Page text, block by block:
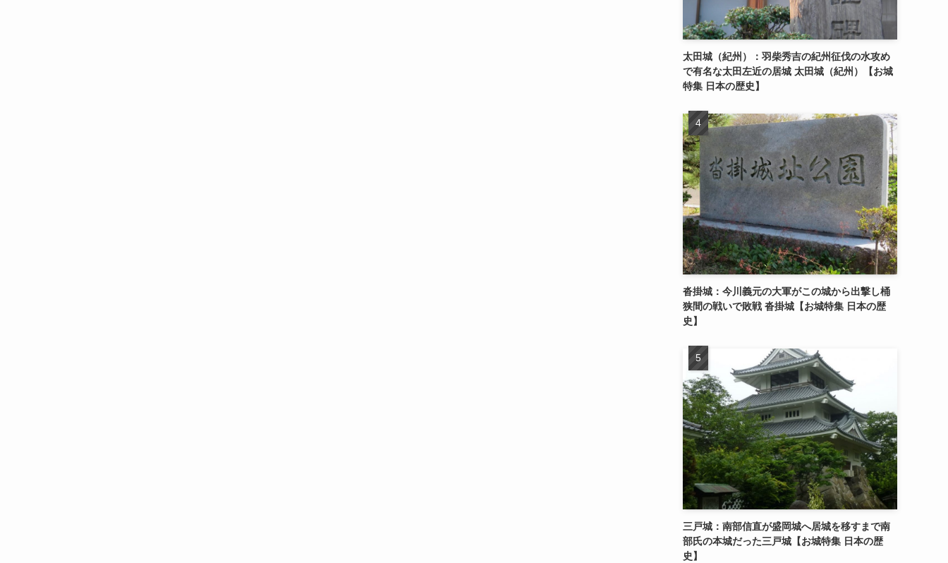
太田城（紀州）：羽柴秀吉の紀州征伐の水攻め
で有名な太田左近の居城 太田城（紀州）【お城
特集 日本の歴史】
沓掛城：今川義元の大軍がこの城から出撃し桶
狭間の戦いで敗戦 沓掛城【お城特集 日本の歴
史】
三戸城：南部信直が盛岡城へ居城を移すまで南
部氏の本城だった三戸城【お城特集 日本の歴
史】